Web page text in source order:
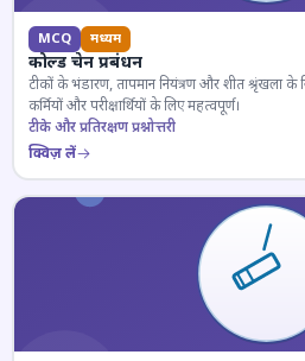
MCQ मध्यम
कोल्ड चेन प्रबंधन
टीकों के भंडारण, तापमान नियंत्रण और शीत श्रृंखला के
कर्मियों और परीक्षार्थियों के लिए महत्वपूर्ण।
टीके और प्रतिरक्षण प्रश्नोत्तरी
क्विज़ लें